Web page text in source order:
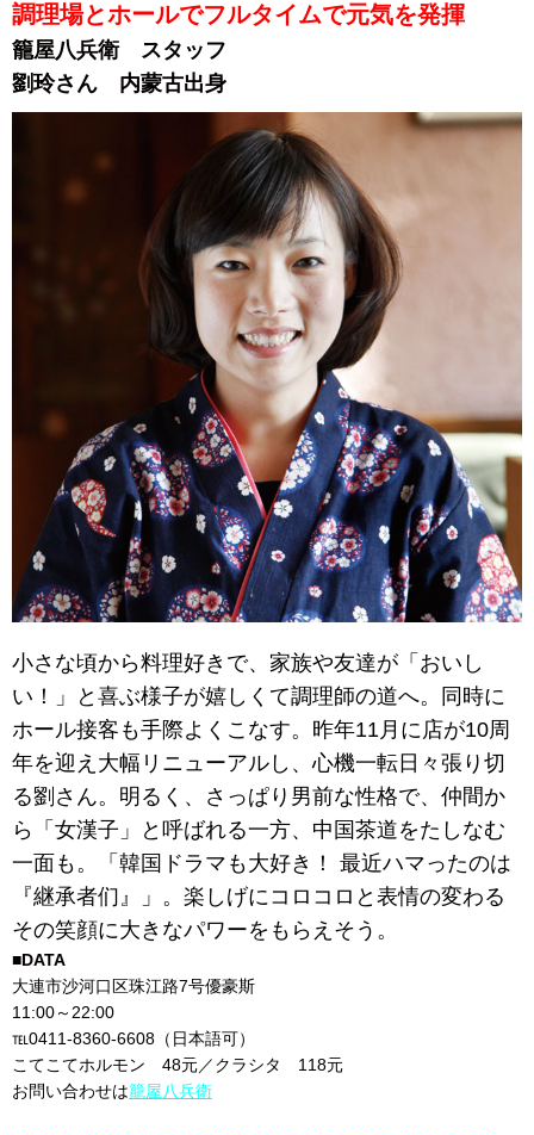
調理場とホールでフルタイムで元気を発揮
籠屋八兵衛 スタッフ
劉玲さん 内蒙古出身
小さな頃から料理好きで、家族や友達が「おいし
い！」と喜ぶ様子が嬉しくて調理師の道へ。同時に
ホール接客も手際よくこなす。昨年11月に店が10周
年を迎え大幅リニューアルし、心機一転日々張り切
る劉さん。明るく、さっぱり男前な性格で、仲間か
ら「女漢子」と呼ばれる一方、中国茶道をたしなむ
一面も。「韓国ドラマも大好き！ 最近ハマったのは
『継承者们』」。楽しげにコロコロと表情の変わる
その笑顔に大きなパワーをもらえそう。
■DATA
大連市沙河口区珠江路7号優豪斯
11:00～22:00
℡0411-8360-6608（日本語可）
こてこてホルモン 48元／クラシタ 118元
お問い合わせは籠屋八兵衛